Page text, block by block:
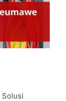
Solusi